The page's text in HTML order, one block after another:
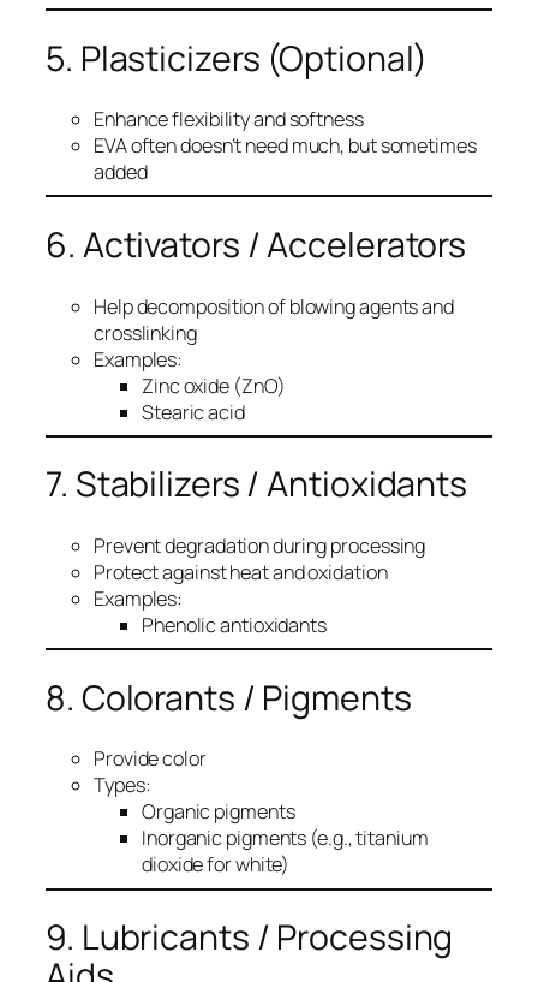
5. Plasticizers (Optional)
Enhance flexibility and softness
EVA often doesn’t need much, but sometimes
added
6. Activators / Accelerators
Help decomposition of blowing agents and
crosslinking
Examples:
Zinc oxide (ZnO)
Stearic acid
7. Stabilizers / Antioxidants
Prevent degradation during processing
Protect against heat and oxidation
Examples:
Phenolic antioxidants
8. Colorants / Pigments
Provide color
Types:
Organic pigments
Inorganic pigments (e.g., titanium
dioxide for white)
9. Lubricants / Processing